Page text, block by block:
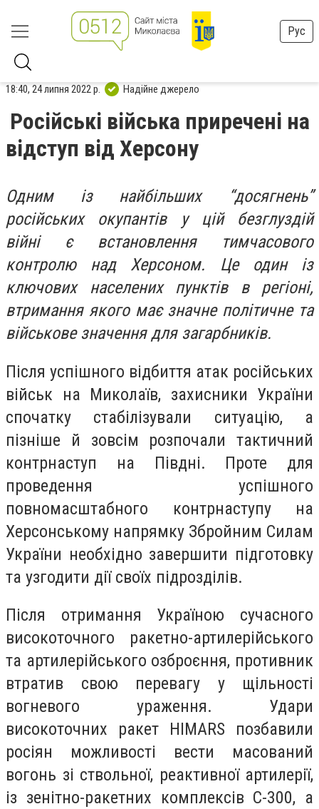
Рус
18:40, 24 липня 2022 р. Надійне джерело
Російські війська приречені на
відступ від Херсону
Одним із найбільших “досягнень”
російських окупантів у цій безглуздій
війні є встановлення тимчасового
контролю над Херсоном. Це один із
ключових населених пунктів в регіоні,
втримання якого має значне політичне та
військове значення для загарбників.
Після успішного відбиття атак російських
військ на Миколаїв, захисники України
спочатку стабілізували ситуацію, а
пізніше й зовсім розпочали тактичний
контрнаступ на Півдні. Проте для
проведення успішного
повномасштабного контрнаступу на
Херсонському напрямку Збройним Силам
України необхідно завершити підготовку
та узгодити дії своїх підрозділів.
Після отримання Україною сучасного
високоточного ракетно-артилерійського
та артилерійського озброєння, противник
втратив свою перевагу у щільності
вогневого ураження. Удари
високоточних ракет HIMARS позбавили
росіян можливості вести масований
вогонь зі ствольної, реактивної артилерії,
із зенітно-ракетних комплексів С-300, а